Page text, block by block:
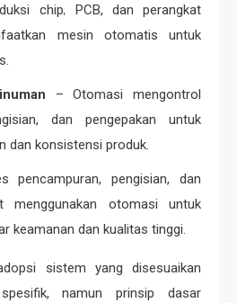
chip, PCB, dan perangkat
mesin otomatis untuk
– Otomasi mengontrol
dan pengepakan untuk
dan konsistensi produk.
pencampuran, pengisian, dan
menggunakan otomasi untuk
keamanan dan kualitas tinggi.
sistem yang disesuaikan
namun prinsip dasar